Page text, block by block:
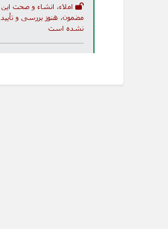
املاء، انشاء و صحت این
مضمون، هنوز بررسی و تأیید
نشده است